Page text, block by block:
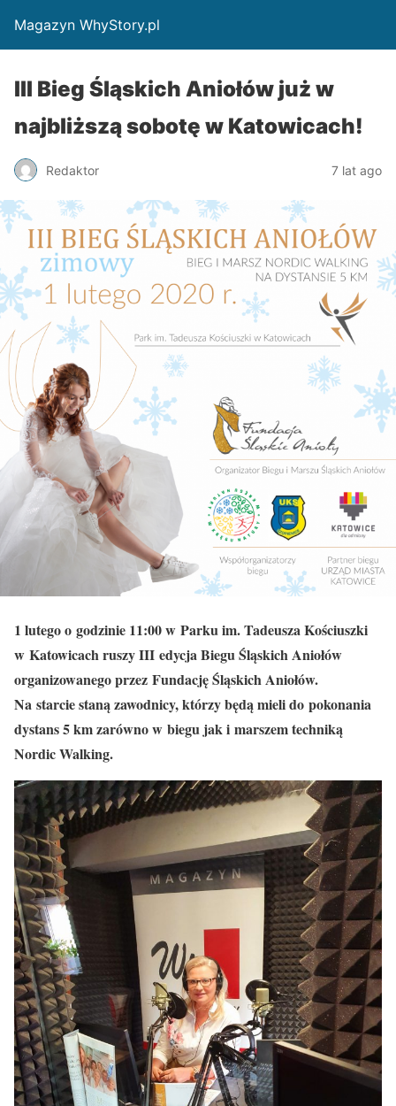
Magazyn WhyStory.pl
III Bieg Śląskich Aniołów już w
najbliższą sobotę w Katowicach!
Redaktor 7 lat ago
1 lutego o godzinie 11:00 w Parku im. Tadeusza Kościuszki
w Katowicach ruszy III edycja Biegu Śląskich Aniołów
organizowanego przez Fundację Śląskich Aniołów.
Na starcie staną zawodnicy, którzy będą mieli do pokonania
dystans 5 km zarówno w biegu jak i marszem techniką
Nordic Walking.